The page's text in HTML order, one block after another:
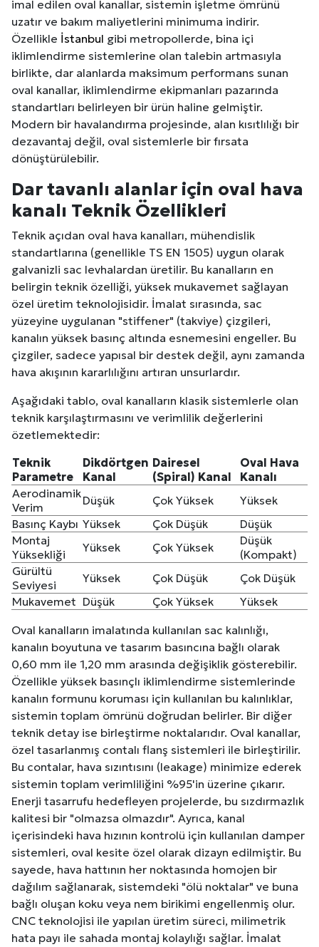
imal edilen oval kanallar, sistemin işletme ömrünü
uzatır ve bakım maliyetlerini minimuma indirir.
Özellikle İstanbul gibi metropollerde, bina içi
iklimlendirme sistemlerine olan talebin artmasıyla
birlikte, dar alanlarda maksimum performans sunan
oval kanallar, iklimlendirme ekipmanları pazarında
standartları belirleyen bir ürün haline gelmiştir.
Modern bir havalandırma projesinde, alan kısıtlılığı bir
dezavantaj değil, oval sistemlerle bir fırsata
dönüştürülebilir.
Dar tavanlı alanlar için oval hava
kanalı Teknik Özellikleri
Teknik açıdan oval hava kanalları, mühendislik
standartlarına (genellikle TS EN 1505) uygun olarak
galvanizli sac levhalardan üretilir. Bu kanalların en
belirgin teknik özelliği, yüksek mukavemet sağlayan
özel üretim teknolojisidir. İmalat sırasında, sac
yüzeyine uygulanan "stiffener" (takviye) çizgileri,
kanalın yüksek basınç altında esnemesini engeller. Bu
çizgiler, sadece yapısal bir destek değil, aynı zamanda
hava akışının kararlılığını artıran unsurlardır.
Aşağıdaki tablo, oval kanalların klasik sistemlerle olan
teknik karşılaştırmasını ve verimlilik değerlerini
özetlemektedir:
Teknik
Parametre
Dikdörtgen
Kanal
Dairesel
(Spiral) Kanal
Oval Hava
Kanalı
Aerodinamik
Verim
Düşük Çok Yüksek
Yüksek
Basınç Kaybı Yüksek Çok Düşük
Düşük
Montaj
Yüksekliği
Yüksek Çok Yüksek
Düşük
(Kompakt)
Gürültü
Seviyesi
Yüksek Çok Düşük
Çok Düşük
Mukavemet Düşük Çok Yüksek
Yüksek
Oval kanalların imalatında kullanılan sac kalınlığı,
kanalın boyutuna ve tasarım basıncına bağlı olarak
0,60 mm ile 1,20 mm arasında değişiklik gösterebilir.
Özellikle yüksek basınçlı iklimlendirme sistemlerinde
kanalın formunu koruması için kullanılan bu kalınlıklar,
sistemin toplam ömrünü doğrudan belirler. Bir diğer
teknik detay ise birleştirme noktalarıdır. Oval kanallar,
özel tasarlanmış contalı flanş sistemleri ile birleştirilir.
Bu contalar, hava sızıntısını (leakage) minimize ederek
sistemin toplam verimliliğini %95'in üzerine çıkarır.
Enerji tasarrufu hedefleyen projelerde, bu sızdırmazlık
kalitesi bir "olmazsa olmazdır". Ayrıca, kanal
içerisindeki hava hızının kontrolü için kullanılan damper
sistemleri, oval kesite özel olarak dizayn edilmiştir. Bu
sayede, hava hattının her noktasında homojen bir
dağılım sağlanarak, sistemdeki "ölü noktalar" ve buna
bağlı oluşan koku veya nem birikimi engellenmiş olur.
CNC teknolojisi ile yapılan üretim süreci, milimetrik
hata payı ile sahada montaj kolaylığı sağlar. İmalat